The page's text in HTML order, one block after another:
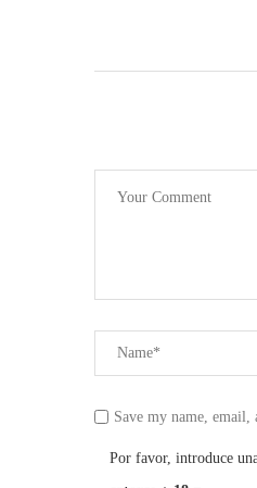
Save my name,
Por favor, introduce